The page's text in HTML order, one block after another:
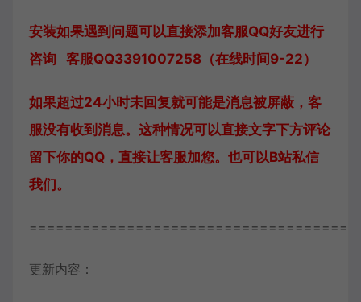
安装如果遇到问题可以直接添加客服QQ好友进行
咨询 客服QQ3391007258（在线时间9-22）
如果超过24小时未回复就可能是消息被屏蔽，客
服没有收到消息。这种情况可以直接文字下方评论
留下你的QQ，直接让客服加您。也可以B站私信
我们。
更新内容：